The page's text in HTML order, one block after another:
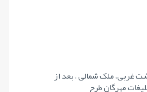
ملک شمالی ، بعد از